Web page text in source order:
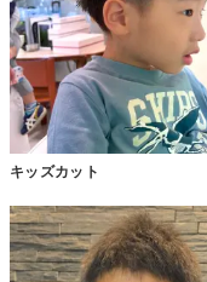
キッズカット